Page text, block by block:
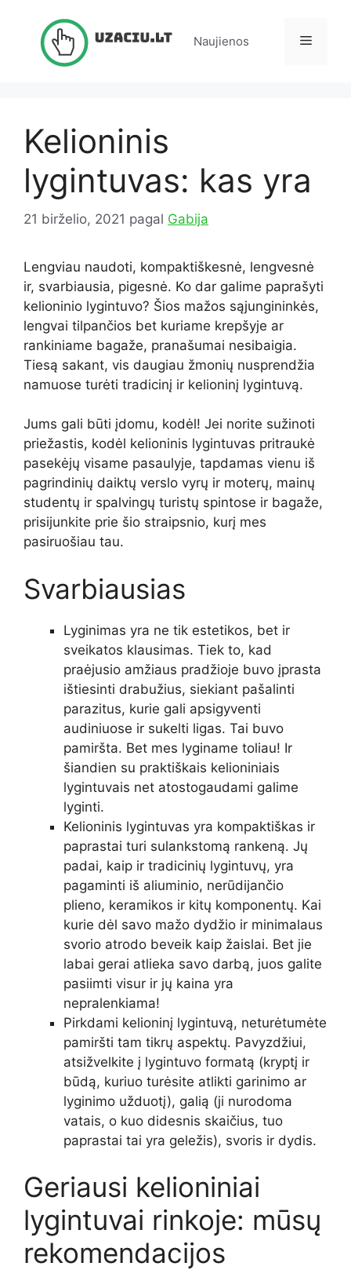
Naujienos Meniu
Kelioninis
lygintuvas: kas yra
21 birželio, 2021 pagal Gabija
Lengviau naudoti, kompaktiškesnė, lengvesnė
ir, svarbiausia, pigesnė. Ko dar galime paprašyti
kelioninio lygintuvo? Šios mažos sąjungininkės,
lengvai tilpančios bet kuriame krepšyje ar
rankiniame bagaže, pranašumai nesibaigia.
Tiesą sakant, vis daugiau žmonių nusprendžia
namuose turėti tradicinį ir kelioninį lygintuvą.
Jums gali būti įdomu, kodėl! Jei norite sužinoti
priežastis, kodėl kelioninis lygintuvas pritraukė
pasekėjų visame pasaulyje, tapdamas vienu iš
pagrindinių daiktų verslo vyrų ir moterų, mainų
studentų ir spalvingų turistų spintose ir bagaže,
prisijunkite prie šio straipsnio, kurį mes
pasiruošiau tau.
Svarbiausias
Lyginimas yra ne tik estetikos, bet ir
sveikatos klausimas. Tiek to, kad
praėjusio amžiaus pradžioje buvo įprasta
ištiesinti drabužius, siekiant pašalinti
parazitus, kurie gali apsigyventi
audiniuose ir sukelti ligas. Tai buvo
pamiršta. Bet mes lyginame toliau! Ir
šiandien su praktiškais kelioniniais
lygintuvais net atostogaudami galime
lyginti.
Kelioninis lygintuvas yra kompaktiškas ir
paprastai turi sulankstomą rankeną. Jų
padai, kaip ir tradicinių lygintuvų, yra
pagaminti iš aliuminio, nerūdijančio
plieno, keramikos ir kitų komponentų. Kai
kurie dėl savo mažo dydžio ir minimalaus
svorio atrodo beveik kaip žaislai. Bet jie
labai gerai atlieka savo darbą, juos galite
pasiimti visur ir jų kaina yra
nepralenkiama!
Pirkdami kelioninį lygintuvą, neturėtumėte
pamiršti tam tikrų aspektų. Pavyzdžiui,
atsižvelkite į lygintuvo formatą (kryptį ir
būdą, kuriuo turėsite atlikti garinimo ar
lyginimo užduotį), galią (ji nurodoma
vatais, o kuo didesnis skaičius, tuo
paprastai tai yra geležis), svoris ir dydis.
Geriausi kelioniniai
lygintuvai rinkoje: mūsų
rekomendacijos